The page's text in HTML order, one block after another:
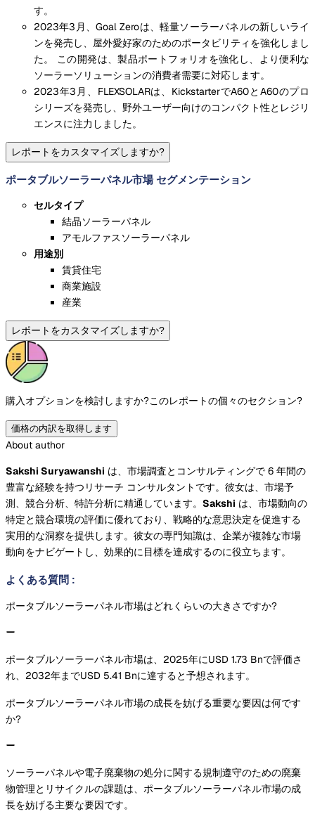
す。
2023年3月、Goal Zeroは、軽量ソーラーパネルの新しいライ
ンを発売し、屋外愛好家のためのポータビリティを強化しまし
た。 この開発は、製品ポートフォリオを強化し、より便利な
ソーラーソリューションの消費者需要に対応します。
2023年3月、FLEXSOLARは、KickstarterでA60とA60のプロ
シリーズを発売し、野外ユーザー向けのコンパクト性とレジリ
エンスに注力しました。
レポートをカスタマイズしますか?
ポータブルソーラーパネル市場 セグメンテーション
セルタイプ
結晶ソーラーパネル
アモルファスソーラーパネル
用途別
賃貸住宅
商業施設
産業
レポートをカスタマイズしますか?
購入オプションを検討しますか?このレポートの個々のセクション?
価格の内訳を取得します
About author
Sakshi Suryawanshi は、市場調査とコンサルティングで 6 年間の
豊富な経験を持つリサーチ コンサルタントです。彼女は、市場予
測、競合分析、特許分析に精通しています。 Sakshi は、市場動向の
特定と競合環境の評価に優れており、戦略的な意思決定を促進する
実用的な洞察を提供します。彼女の専門知識は、企業が複雑な市場
動向をナビゲートし、効果的に目標を達成するのに役立ちます。
よくある質問 :
ポータブルソーラーパネル市場はどれくらいの大きさですか?
ポータブルソーラーパネル市場は、2025年にUSD 1.73 Bnで評価さ
れ、2032年までUSD 5.41 Bnに達すると予想されます。
ポータブルソーラーパネル市場の成長を妨げる重要な要因は何です
か?
ソーラーパネルや電子廃棄物の処分に関する規制遵守のための廃棄
物管理とリサイクルの課題は、ポータブルソーラーパネル市場の成
長を妨げる主要な要因です。